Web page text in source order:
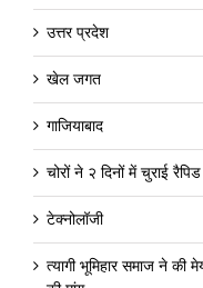
उत्तर प्रदेश
खेल जगत
गाजियाबाद
चोरों ने २ दिनों में चुराई
टेक्नोलॉजी
त्यागी भूमिहार समाज ने की